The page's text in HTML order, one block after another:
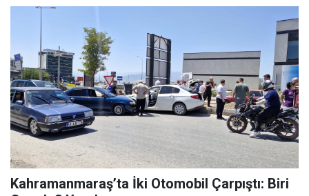
Kahramanmaraş’ta İki Otomobil Çarpıştı: Biri